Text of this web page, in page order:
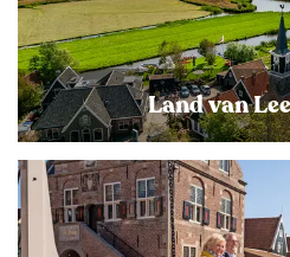
Land van
Ontdek het Land van
van haringvisserij,
Eeuwenlange strijd
d
v
a
n
L
e
e
F
e
e